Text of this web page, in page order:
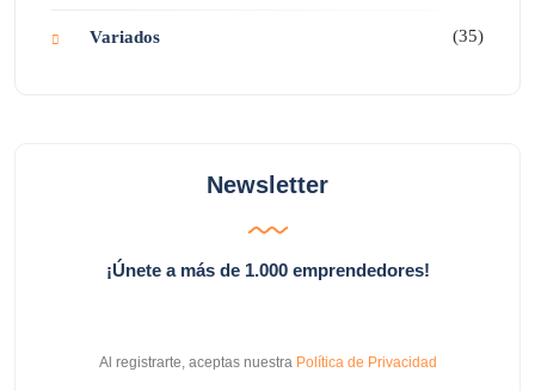
Variados (35)
Newsletter
¡Únete a más de 1.000 emprendedores!
Al registrarte, aceptas nuestra Política de Privacidad